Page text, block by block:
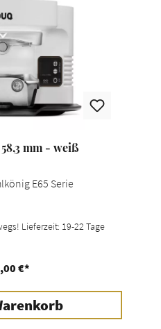
mm - weiß
E65 Serie
Lieferzeit: 19-22 Tage
€*